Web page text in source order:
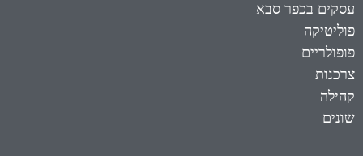
עסקים בכפר סבא
פוליטיקה
פופולריים
צרכנות
קהילה
שונים